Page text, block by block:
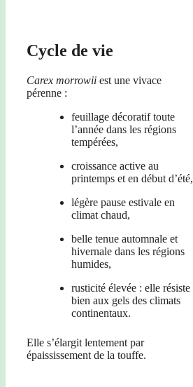
Cycle de vie
Carex morrowii est une vivace
pérenne :
feuillage décoratif toute
l’année dans les régions
tempérées,
croissance active au
printemps et en début d’été,
légère pause estivale en
climat chaud,
belle tenue automnale et
hivernale dans les régions
humides,
rusticité élevée : elle résiste
bien aux gels des climats
continentaux.
Elle s’élargit lentement par
épaississement de la touffe.